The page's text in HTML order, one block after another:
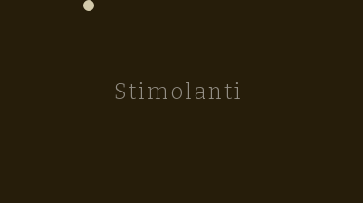
Stimolanti